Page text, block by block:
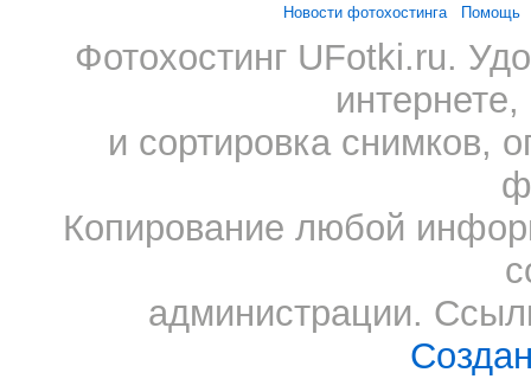
Новости фотохостинга Помощь
Фотохостинг UFotki.ru.
и сортировка снимков,
Копирование любой
администрации.